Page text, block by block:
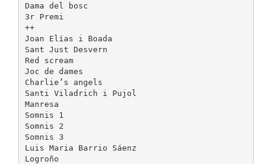
Dama del bosc
3r Premi
++
Joan Elías i Boada
Sant Just Desvern
Red scream
Joc de dames
Charlie’s angels
Santi Viladrich i Pujol
Manresa
Somnis 1
Somnis 2
Somnis 3
Luis Maria Barrio Sáenz
Logroño